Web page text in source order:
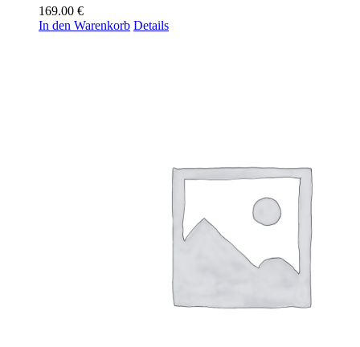
169.00 €
In den Warenkorb Details